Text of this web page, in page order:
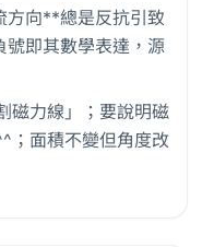
向**總是反抗引致
即其數學表達，源
磁力線」；要說明磁
；面積不變但角度改